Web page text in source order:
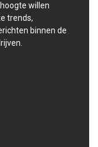
willen
trends,
binnen de